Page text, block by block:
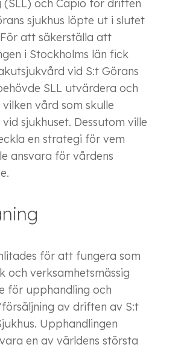
(SLL) och Capio för driften
sjukhus löpte ut i slutet
att säkerställa att
i Stockholms län fick
vid S:t Görans
SLL utvärdera och
vård som skulle
sjukhuset. Dessutom ville
en strategi för vem
ansvara för vårdens
för att fungera som
och verksamhetsmässig
för upphandling och
av driften av S:t
Upphandlingen
en av världens största